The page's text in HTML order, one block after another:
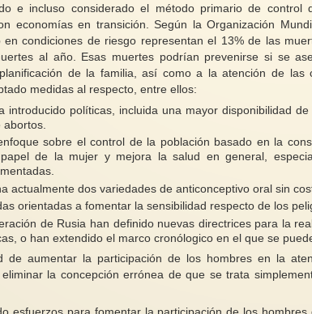
e incluso considerado el método primario de control
economías en transición. Según la Organización
condiciones de riesgo representan el 13% de las
al año. Esas muertes podrían prevenirse si se
de la familia, así como a la atención de las
medidas al respecto, entre ellos:
introducido políticas, incluida una mayor disponibilidad
abortos.
sobre el control de la población basado en la
de la mujer y mejora la salud en general,
actualmente dos variedades de anticonceptivo oral sin
orientadas a fomentar la sensibilidad respecto de los
de Rusia han definido nuevas directrices para la
o han extendido el marco cronólogico en el que se
de aumentar la participación de los hombres en la
la concepción errónea de que se trata